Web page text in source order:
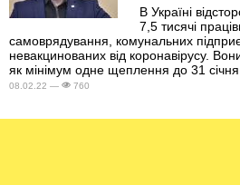
В Україні
7,5 тисячі
самоврядування, комунальних
невакцинованих від коронавірусу.
як мінімум одне щеплення до 31 січня.
08.02.22 — 760